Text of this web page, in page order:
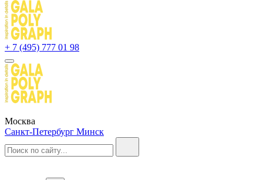
+ 7 (495) 777 01 98
Москва
Санкт-Петербург Минск